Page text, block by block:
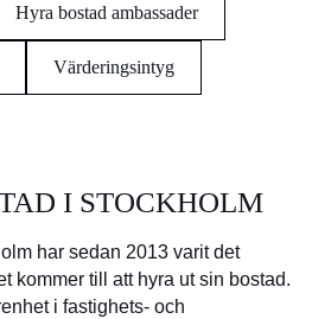
Hyra bostad ambassader
Värderingsintyg
I STOCKHOLM
har sedan 2013 varit det
kommer till att hyra ut sin bostad.
i fastighets- och